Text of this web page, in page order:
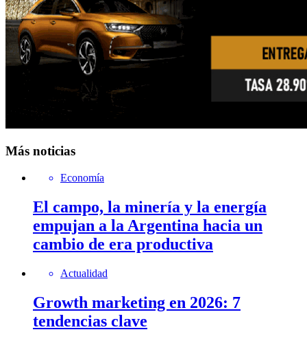
Más noticias
Economía
El campo, la minería y la energía
empujan a la Argentina hacia un
cambio de era productiva
Actualidad
Growth marketing en 2026: 7
tendencias clave